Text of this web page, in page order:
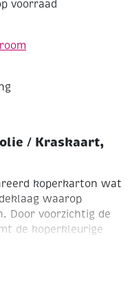
voorraad
/ Kraskaart,
koperkarton wat
waarop
Door voorzichtig de
de koperkleurige